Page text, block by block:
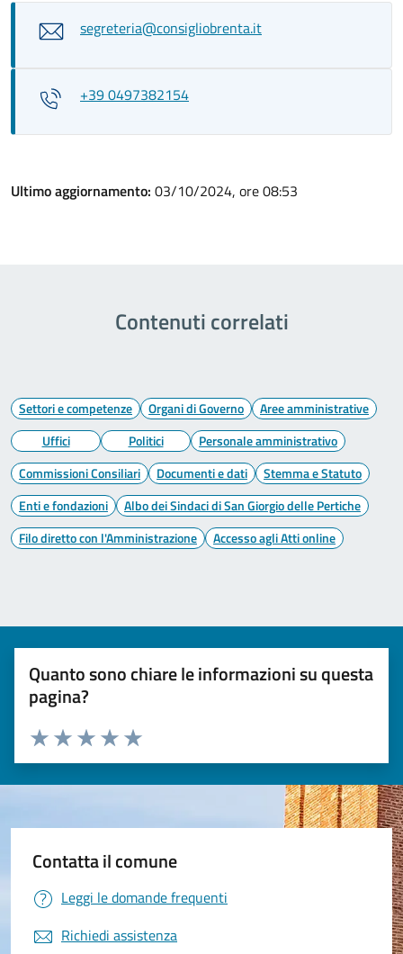
segreteria@consigliobrenta.it
+39 0497382154
Ultimo aggiornamento: 03/10/2024, ore 08:53
Contenuti correlati
Settori e competenze Organi di Governo
Aree amministrative
Uffici
Politici
Personale amministrativo
Commissioni Consiliari
Documenti e dati
Stemma e Statuto
Enti e fondazioni
Albo dei Sindaci di San Giorgio delle Pertiche
Filo diretto con l'Amministrazione
Accesso agli Atti online
Quanto sono chiare le informazioni su questa
pagina?
Valuta 5 stelle su 5
Valuta 4 stelle su 5
Valuta 3 stelle su 5
Valuta 2 stelle su 5
Valuta 1 stelle su 5
Contatta il comune
Leggi le domande frequenti
Richiedi assistenza